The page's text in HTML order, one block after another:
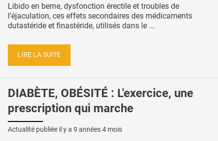
Libido en berne, dysfonction érectile et troubles de
l’éjaculation, ces effets secondaires des médicaments
dutastéride et finastéride, utilisés dans le ...
LIRE LA SUITE
DIABÈTE, OBÉSITÉ : L'exercice, une
prescription qui marche
Actualité publiée il y a 9 années 4 mois